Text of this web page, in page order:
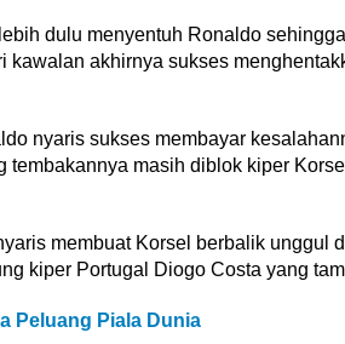
dulu menyentuh Ronaldo
kawalan akhirnya sukses
nyaris sukses membayar
tembakannya masih diblok kiper
membuat Korsel berbalik unggul
kiper Portugal Diogo Costa yang
Peluang Piala Dunia